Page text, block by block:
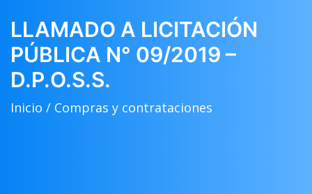
LLAMADO A LICITACIÓN
PÚBLICA N° 09/2019 –
D.P.O.S.S.
Inicio / Compras y contrataciones